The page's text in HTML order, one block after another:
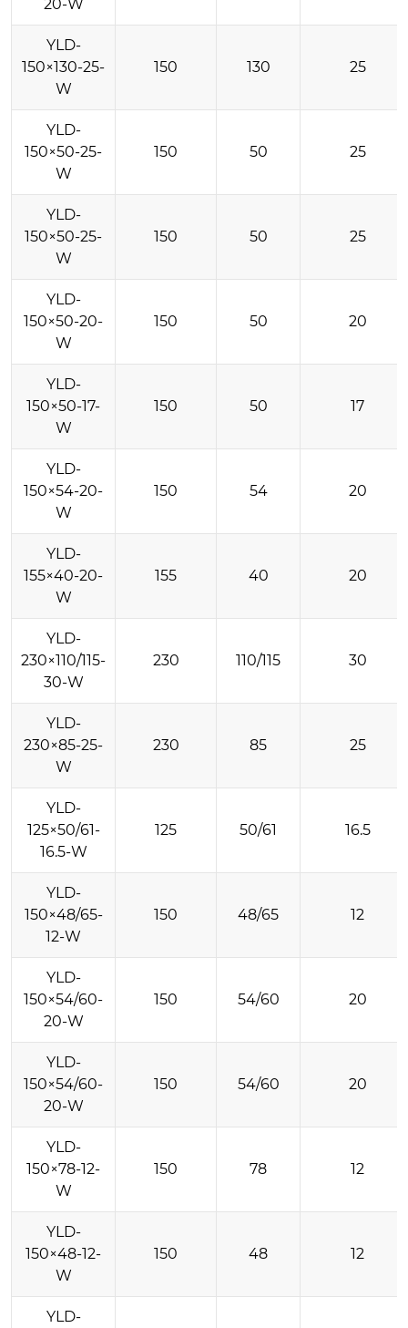
20-W
YLD-
150×130-25-
W
150 130 25
YLD-
150×50-25-
W
150 50 25
YLD-
150×50-25-
W
150 50 25
YLD-
150×50-20-
W
150 50 20
YLD-
150×50-17-
W
150 50 17
YLD-
150×54-20-
W
150 54 20
YLD-
155×40-20-
W
155 40 20
YLD-
230×110/115-
30-W
230 110/115 30
YLD-
230×85-25-
W
230 85 25
YLD-
125×50/61-
16.5-W
125 50/61 16.5
YLD-
150×48/65-
12-W
150 48/65 12
YLD-
150×54/60-
20-W
150 54/60 20
YLD-
150×54/60-
20-W
150 54/60 20
YLD-
150×78-12-
W
150 78 12
YLD-
150×48-12-
W
150 48 12
YLD-